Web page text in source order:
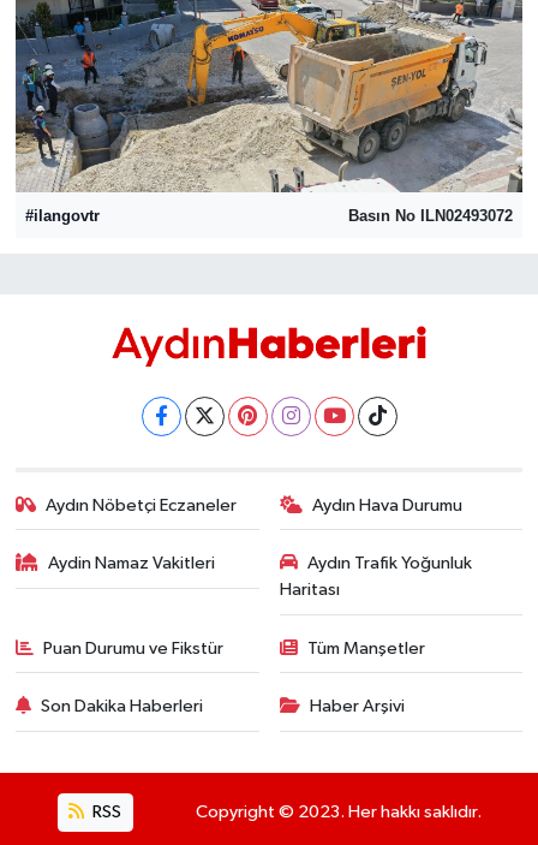
#ilangovtr Basın No ILN02493072
Aydın Nöbetçi Eczaneler Aydın Hava Durumu
Aydin Namaz Vakitleri
Aydın Trafik Yoğunluk
Haritası
Puan Durumu ve Fikstür Tüm Manşetler
Son Dakika Haberleri Haber Arşivi
RSS Copyright © 2023. Her hakkı saklıdır.
ŞİRKET HABERLERİ
SİYASET
SPOR
TEKNOLOJİ
AFYONKARAHİSAR
AYDIN
DENİZLİ
MUĞLA